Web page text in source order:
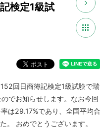
検定1級試
回日商簿記検定1級試験で瑞
でお知らせします。なお今回
は29.17%であり、全国平均合
。 おめでとうございます。